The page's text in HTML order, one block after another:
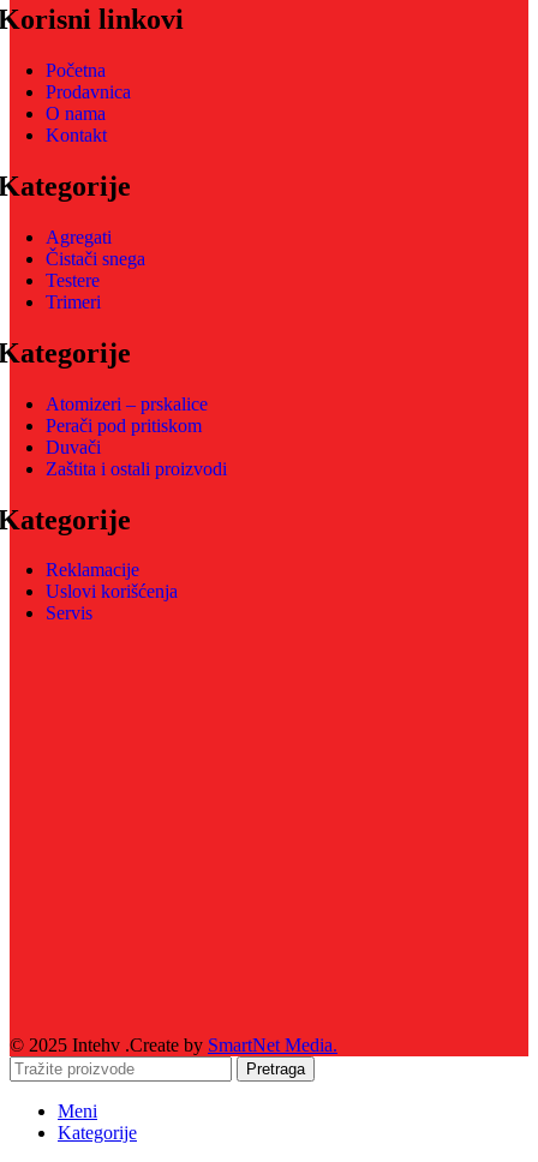
linkovi
Početna
Prodavnica
O nama
Kontakt
Agregati
Čistači snega
Testere
Trimeri
Atomizeri – prskalice
Perači pod pritiskom
Duvači
Zaštita i ostali proizvodi
Reklamacije
Uslovi korišćenja
Servis
© 2025 Intehv .Create by SmartNet Media.
Pretraga
Meni
Kategorije